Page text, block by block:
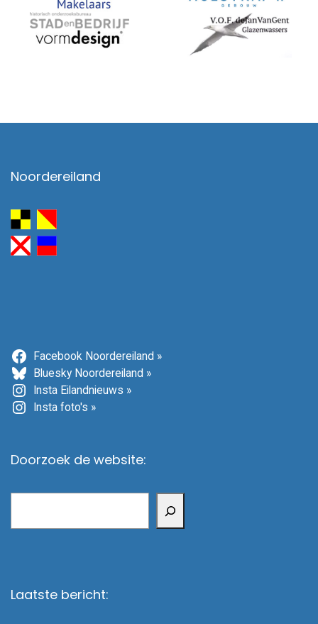
Noordereiland
Facebook Noordereiland »
Bluesky Noordereiland »
Insta Eilandnieuws »
Insta foto's »
Doorzoek de website:
Laatste bericht: